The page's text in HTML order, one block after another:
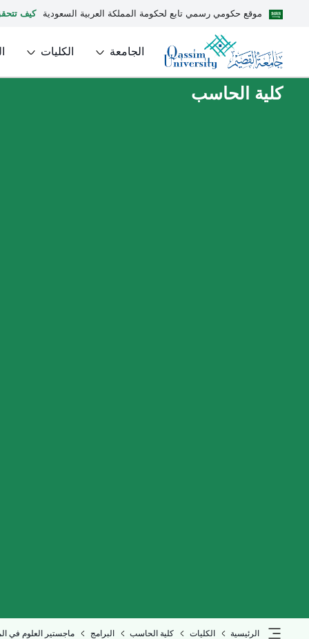
موقع حكومي رسمي تابع لحكومة المملكة العربية السعودية كيف
الجامعة الكليات
كلية الحاسب
الرئيسية الكليات كلية الحاسب البرامج ماجستير العلوم في